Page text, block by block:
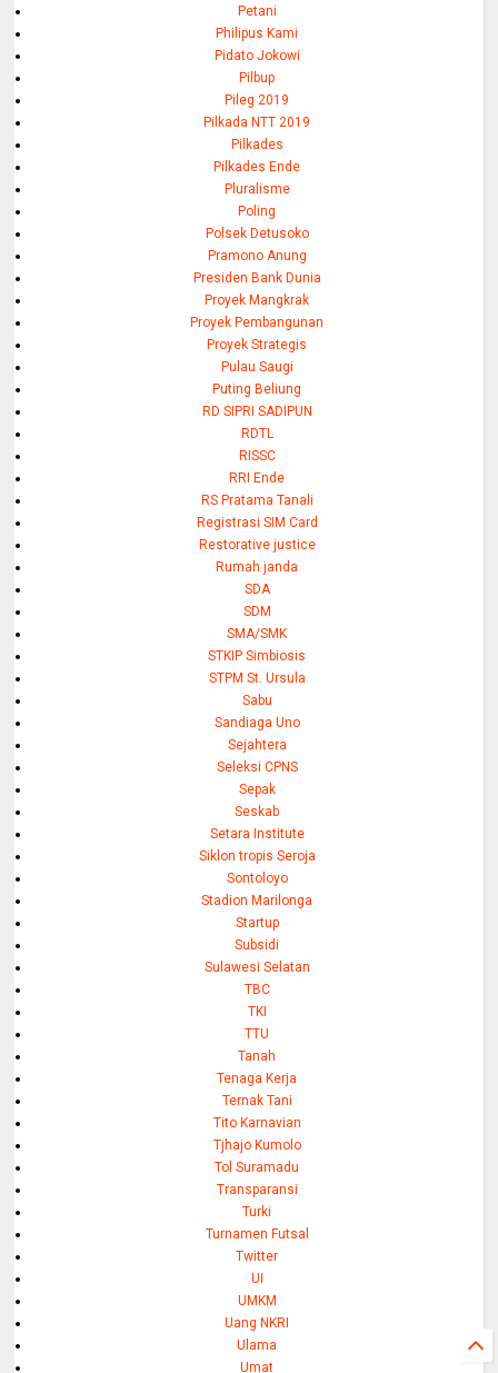
Petani
Philipus Kami
Pidato Jokowi
Pilbup
Pileg 2019
Pilkada NTT 2019
Pilkades
Pilkades Ende
Pluralisme
Poling
Polsek Detusoko
Pramono Anung
Presiden Bank Dunia
Proyek Mangkrak
Proyek Pembangunan
Proyek Strategis
Pulau Saugi
Puting Beliung
RD SIPRI SADIPUN
RDTL
RISSC
RRI Ende
RS Pratama Tanali
Registrasi SIM Card
Restorative justice
Rumah janda
SDA
SDM
SMA/SMK
STKIP Simbiosis
STPM St. Ursula
Sabu
Sandiaga Uno
Sejahtera
Seleksi CPNS
Sepak
Seskab
Setara Institute
Siklon tropis Seroja
Sontoloyo
Stadion Marilonga
Startup
Subsidi
Sulawesi Selatan
TBC
TKI
TTU
Tanah
Tenaga Kerja
Ternak Tani
Tito Karnavian
Tjhajo Kumolo
Tol Suramadu
Transparansi
Turki
Turnamen Futsal
Twitter
UI
UMKM
Uang NKRI
Ulama
Umat